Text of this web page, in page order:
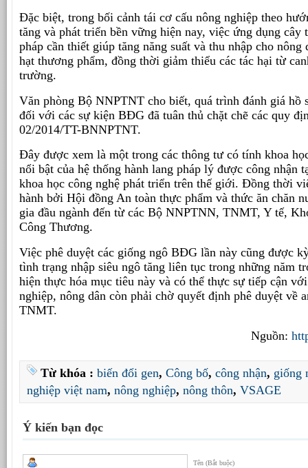
Đặc biệt, trong bối cảnh tái cơ cấu nông nghiệp theo
tăng và phát triển bền vững hiện nay, việc ứng dụng
pháp cần thiết giúp tăng năng suất và thu nhập cho
hạt thương phẩm, đồng thời giảm thiểu các tác hại từ
trường.
Văn phòng Bộ NNPTNT cho biết, quá trình đánh giá hồ
đối với các sự kiện BĐG đã tuân thủ chặt chẽ các quy
02/2014/TT-BNNPTNT.
Đây được xem là một trong các thông tư có tính khoa
nổi bật của hệ thống hành lang pháp lý được công nhận
khoa học công nghệ phát triển trên thế giới. Đồng thời
hành bởi Hội đồng An toàn thực phẩm và thức ăn chăn
gia đầu ngành đến từ các Bộ NNPTNN, TNMT, Y tế,
Công Thương.
Việc phê duyệt các giống ngô BĐG lần này cũng được
tình trạng nhập siêu ngô tăng liên tục trong những năm
hiện thực hóa mục tiêu này và có thể thực sự tiếp cận
nghiệp, nông dân còn phải chờ quyết định phê duyệt về
TNMT.
Nguồn:
Từ khóa : biến đổi gen, Công bố, công nhận, giống
nghiệp việt nam, nông nghiệp, nông thôn, VSAGE
Ý kiến bạn đọc
Tên (Bắt buộc)